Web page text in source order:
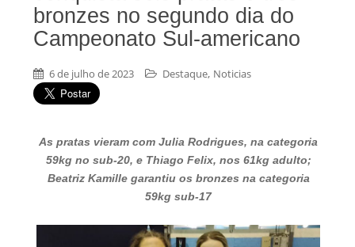
bronzes no segundo dia do
Campeonato Sul-americano
6 de julho de 2023 Destaque, Noticias
As pratas vieram com Julia Rodrigues, na categoria
59kg no sub-20, e Thiago Felix, nos 61kg adulto;
Beatriz Kamille garantiu os bronzes na categoria
59kg sub-17